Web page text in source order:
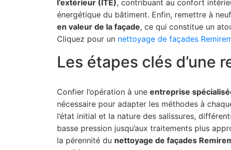
l’extérieur (ITE), contribuant au confort
énergétique du bâtiment. Enfin, remettre à
en valeur de la façade, ce qui constitue un
Cliquez pour un nettoyage de façades
Les étapes clés d’une
Confier l’opération à une entreprise
nécessaire pour adapter les méthodes à
l’état initial et la nature des salissures,
basse pression jusqu’aux traitements plus
la pérennité du nettoyage de façades